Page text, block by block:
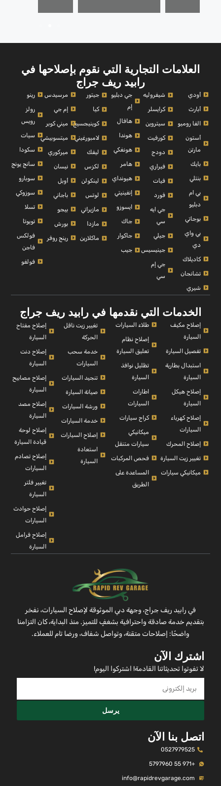
العلامات التجارية التي نقوم بإصلاحها في
رابيد ريف جراج
أودي
أبارث
الفا روميو
أستون
مارتن
بايك
بنتلي
بي ام
دبليو
بوجاتي
بي واي
دي
كاديلاك
تشانجان
شيري
شيفروليه
كرايسلر
سيتروين
كورفيت
دودج
فيراري
فيات
فورد
جي ايه
سي
جيلي
جينيسيس
جي إم
سي
جي دبليو
إم
هافال
هوندا
هونغكي
هامر
هيونداي
إنفينيتي
ايسوزو
جاك
جاكوار
جيب
جيتور
كيا
كوينيجسيج
لامبورغيني
ليفك
لكزس
لينكولن
لوتس
مازيراتي
مازدا
ماكلارين
مرسيدس
إم جي
ميني كوبر
ميتسوبيشي
ميركوري
نيسان
أوبل
باجاني
بيجو
بورش
رينج روفر
رينو
رولز
رويس
سيات
سكودا
سانج يونج
سوبارو
سوزوكي
تسلا
تويوتا
فولكس
فاجن
فولفو
الخدمات التي نقدمها في رابيد ريف جراج
إصلاح مكيف
السيارة
تفصيل السيارة
استبدال بطارية
السيارة
إصلاح هيكل
السيارة
إصلاح كهرباء
السيارات
إصلاح المحرك
تغيير زيت السيارة
ميكانيكي سيارات
طلاء السيارات
إصلاح نظام
تعليق السيارة
تظليل نوافذ
السيارة
اطارات
السيارات
كراج سيارات
ميكانيكي
سيارات متنقل
فحص المركبات
المساعدة على
الطريق
تغيير زيت ناقل
الحركة
خدمة سحب
السيارات
تنجيد السيارات
صيانة السيارة
ورشة السيارات
خدمة السيارات
إصلاح السيارات
استعادة
السيارة
إصلاح مفتاح
السيارة
إصلاح دنت
السيارة
إصلاح مصابيح
السيارة
إصلاح مصد
السيارة
إصلاح لوحة
قيادة السيارة
إصلاح تصادم
السيارات
تغيير فلتر
السيارة
إصلاح حوادث
السيارات
إصلاح فرامل
السيارة
في رابيد ريف جراج، وجهة دبي الموثوقة لإصلاح السيارات، نفخر
بتقديم خدمة صادقة واحترافية بشغفٍ للتميز. منذ البداية، كان التزامنا
واضحًا: إصلاحات متقنة، وتواصل شفاف، ورضا تام للعملاء.
اشترك الآن
لا تفوتوا تحديثاتنا القادمة! اشتركوا اليوم!
يرسل
اتصل بنا الآن
0527979525
+971 55 5797960
info@rapidrevgarage.com